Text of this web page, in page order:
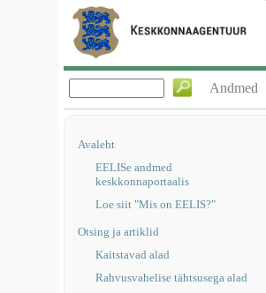
Andmed
Avaleht
EELISe andmed
keskkonnaportaalis
Loe siit "Mis on EELIS?"
Otsing ja artiklid
Kaitstavad alad
Rahvusvahelise tähtsusega alad